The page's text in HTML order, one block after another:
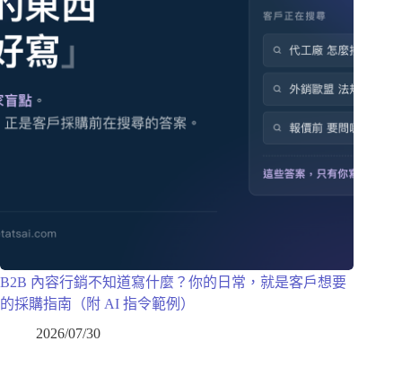
B2B 內容行銷不知道寫什麼？你的日常，就是客戶想要
的採購指南（附 AI 指令範例）
2026/07/30